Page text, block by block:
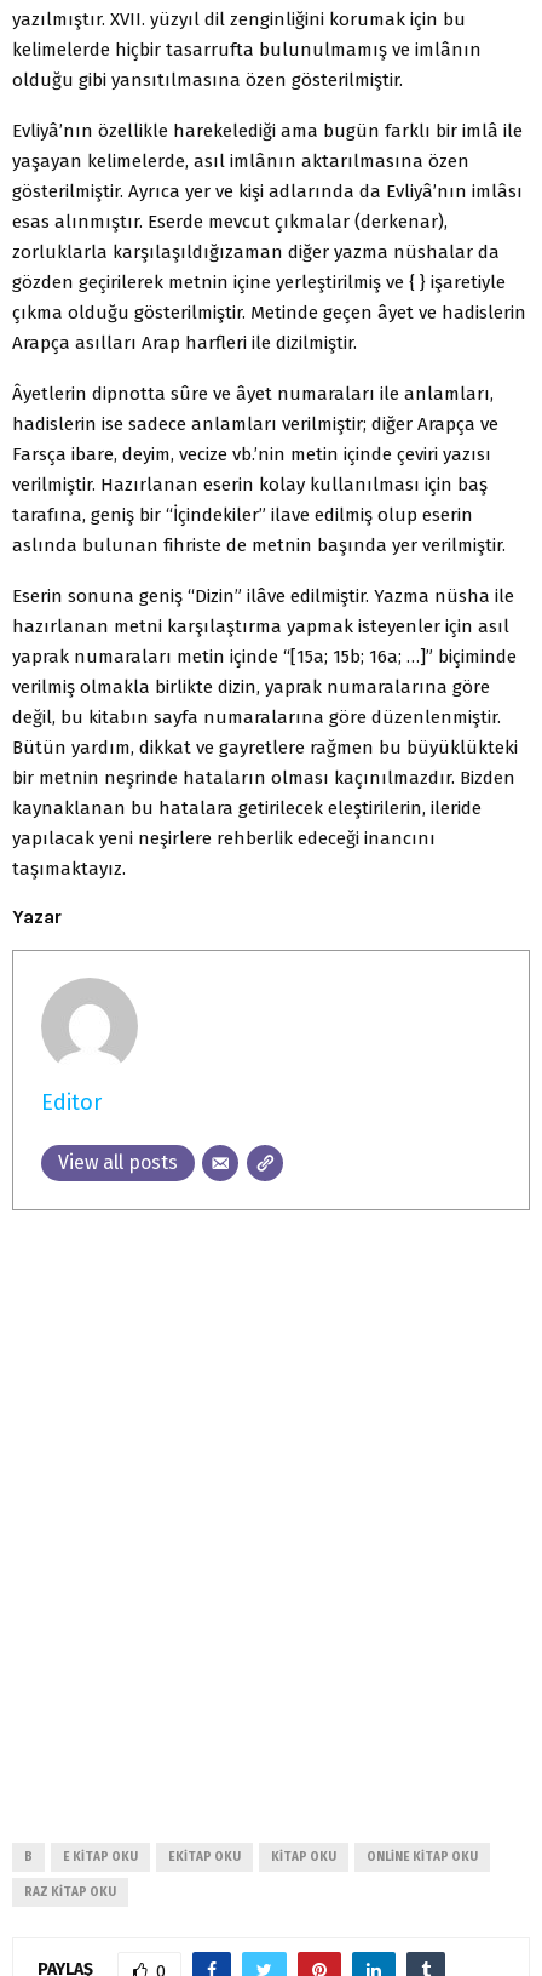
yazılmıştır. XVII. yüzyıl dil zenginliğini korumak için bu
kelimelerde hiçbir tasarrufta bulunulmamış ve imlânın
olduğu gibi yansıtılmasına özen gösterilmiştir.
Evliyâ’nın özellikle harekelediği ama bugün farklı bir imlâ ile
yaşayan kelimelerde, asıl imlânın aktarılmasına özen
gösterilmiştir. Ayrıca yer ve kişi adlarında da Evliyâ’nın imlâsı
esas alınmıştır. Eserde mevcut çıkmalar (derkenar),
zorluklarla karşılaşıldığızaman diğer yazma nüshalar da
gözden geçirilerek metnin içine yerleştirilmiş ve { } işaretiyle
çıkma olduğu gösterilmiştir. Metinde geçen âyet ve hadislerin
Arapça asılları Arap harfleri ile dizilmiştir.
Âyetlerin dipnotta sûre ve âyet numaraları ile anlamları,
hadislerin ise sadece anlamları verilmiştir; diğer Arapça ve
Farsça ibare, deyim, vecize vb.’nin metin içinde çeviri yazısı
verilmiştir. Hazırlanan eserin kolay kullanılması için baş
tarafına, geniş bir “İçindekiler” ilave edilmiş olup eserin
aslında bulunan fihriste de metnin başında yer verilmiştir.
Eserin sonuna geniş “Dizin” ilâve edilmiştir. Yazma nüsha ile
hazırlanan metni karşılaştırma yapmak isteyenler için asıl
yaprak numaraları metin içinde “[15a; 15b; 16a; …]” biçiminde
verilmiş olmakla birlikte dizin, yaprak numaralarına göre
değil, bu kitabın sayfa numaralarına göre düzenlenmiştir.
Bütün yardım, dikkat ve gayretlere rağmen bu büyüklükteki
bir metnin neşrinde hataların olması kaçınılmazdır. Bizden
kaynaklanan bu hatalara getirilecek eleştirilerin, ileride
yapılacak yeni neşirlere rehberlik edeceği inancını
taşımaktayız.
Yazar
Editor
View all posts
B E KITAP OKU EKITAP OKU KITAP OKU ONLINE KITAP OKU
RAZ KITAP OKU
PAYLAŞ 0